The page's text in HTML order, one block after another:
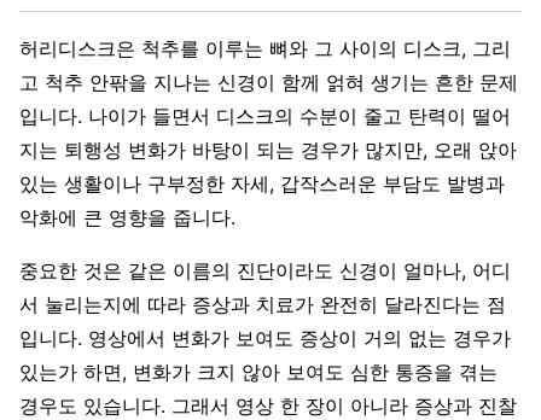
허리디스크은 척추를 이루는 뼈와 그 사이의 디스크, 그리
고 척추 안팎을 지나는 신경이 함께 얽혀 생기는 흔한 문제
입니다. 나이가 들면서 디스크의 수분이 줄고 탄력이 떨어
지는 퇴행성 변화가 바탕이 되는 경우가 많지만, 오래 앉아
있는 생활이나 구부정한 자세, 갑작스러운 부담도 발병과
악화에 큰 영향을 줍니다.
중요한 것은 같은 이름의 진단이라도 신경이 얼마나, 어디
서 눌리는지에 따라 증상과 치료가 완전히 달라진다는 점
입니다. 영상에서 변화가 보여도 증상이 거의 없는 경우가
있는가 하면, 변화가 크지 않아 보여도 심한 통증을 겪는
경우도 있습니다. 그래서 영상 한 장이 아니라 증상과 진찰